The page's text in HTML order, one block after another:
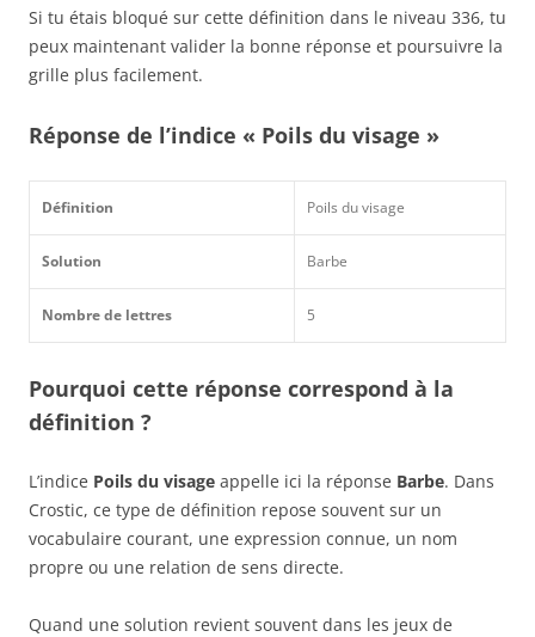
Si tu étais bloqué sur cette définition dans le niveau 336, tu
peux maintenant valider la bonne réponse et poursuivre la
grille plus facilement.
Réponse de l’indice « Poils du visage »
Définition Poils du visage
Solution Barbe
Nombre de lettres 5
Pourquoi cette réponse correspond à la
définition ?
L’indice Poils du visage appelle ici la réponse Barbe. Dans
Crostic, ce type de définition repose souvent sur un
vocabulaire courant, une expression connue, un nom
propre ou une relation de sens directe.
Quand une solution revient souvent dans les jeux de